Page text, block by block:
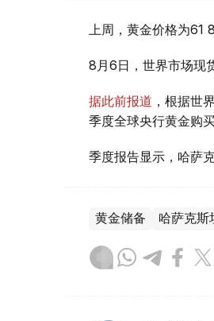
上周，黄金价格为61
8月6日，世界市场现
据此前报道 ，根据世
季度全球央行黄金购
季度报告显示，哈萨
黄金储备 哈萨克斯